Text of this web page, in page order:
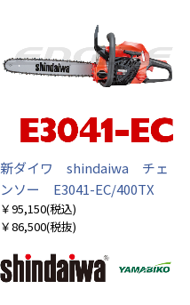
新ダイワ shindaiwa チェ
ンソー E3041-EC/400TX
￥95,150(税込)
￥86,500(税抜)